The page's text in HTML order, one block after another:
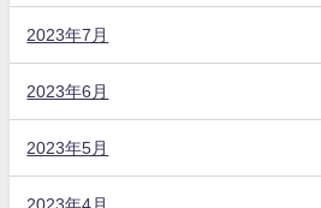
2023年7月
2023年6月
2023年5月
2023年4月